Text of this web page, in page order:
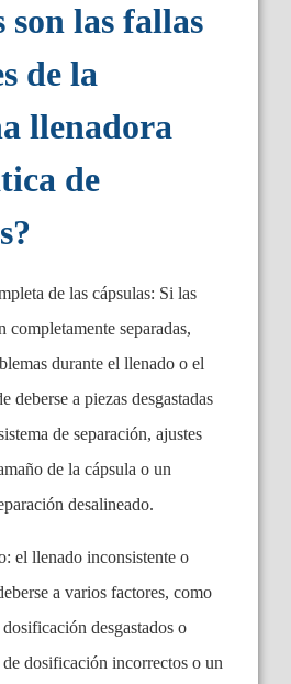
son las fallas
de la
llenadora
de
de las cápsulas: Si las
completamente separadas,
durante el llenado o el
deberse a piezas desgastadas
de separación, ajustes
de la cápsula o un
desalineado.
el llenado inconsistente o
a varios factores, como
desgastados o
de dosificación incorrectos o un